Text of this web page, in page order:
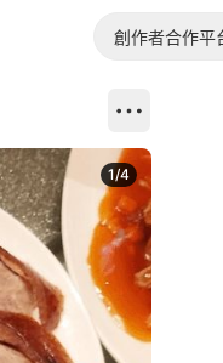
創作者合作平
1/4